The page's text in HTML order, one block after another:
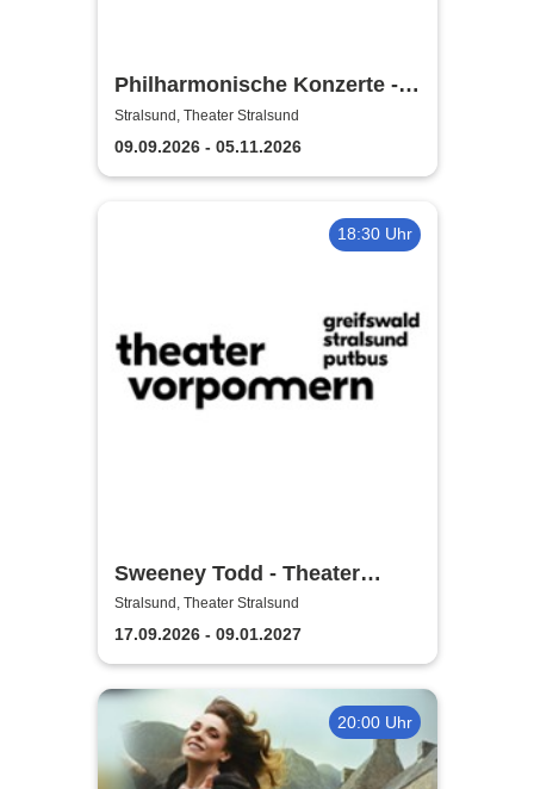
Philharmonische Konzerte -
Theater Vorpommern
Stralsund, Theater Stralsund
09.09.2026 - 05.11.2026
18:30 Uhr
Sweeney Todd - Theater
Vorpommern
Stralsund, Theater Stralsund
17.09.2026 - 09.01.2027
20:00 Uhr